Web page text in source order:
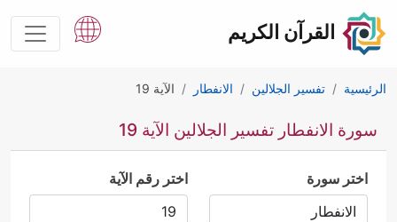
القرآن الكريم
الرئيسية تفسير الجلالين الانفطار الآية 19
سورة الانفطار تفسير الجلالين الآية 19
اختر سورة اختر رقم الآية